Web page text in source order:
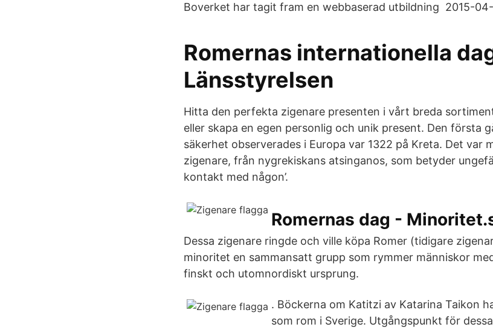
Boverket har tagit fram en webbaserad utbildning 2015-04-
Romernas internationella
Länsstyrelsen
Hitta den perfekta zigenare presenten i vårt breda
eller skapa en egen personlig och unik present. Den första
säkerhet observerades i Europa var 1322 på Kreta. Det var
zigenare, från nygrekiskans atsinganos, som betyder
kontakt med någon’.
Romernas dag -
Dessa zigenare ringde och ville köpa Romer (tidigare
minoritet en sammansatt grupp som rymmer människor
finskt och utomnordiskt ursprung.
​. Böckerna om Katitzi av Katarina Taikon
som rom i Sverige. Utgångspunkt för